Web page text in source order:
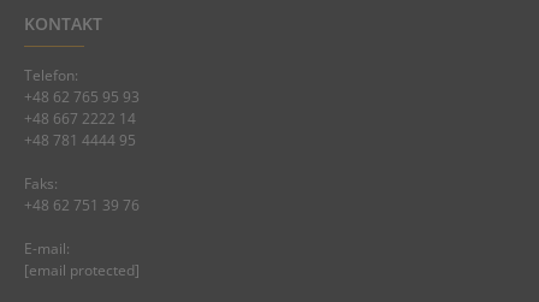
KONTAKT
Telefon:
+48 62 765 95 93
+48 667 2222 14
+48 781 4444 95
Faks:
+48 62 751 39 76
E-mail:
[email protected]